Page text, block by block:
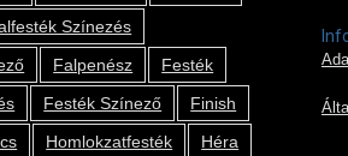
Színezés
Falpenész
Festék
Festék Színező
Finish
Homlokzatfesték Héra